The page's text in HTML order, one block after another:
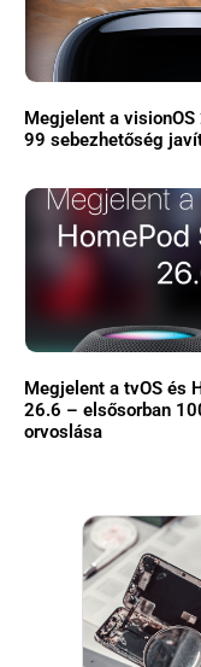
Megjelent a
99 sebezhetőség
Megjelent a tvOS és
26.6 – elsősorban
orvoslása